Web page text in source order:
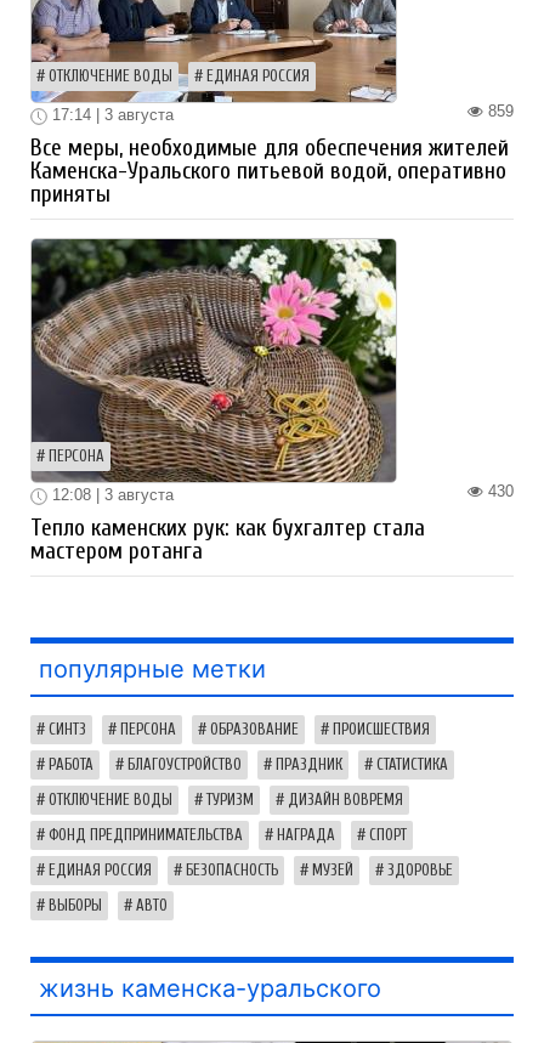
ОТКЛЮЧЕНИЕ ВОДЫ ЕДИНАЯ РОССИЯ
859
17:14 | 3 августа
Все меры, необходимые для обеспечения жителей
Каменска-Уральского питьевой водой, оперативно
приняты
ПЕРСОНА
430
12:08 | 3 августа
Тепло каменских рук: как бухгалтер стала
мастером ротанга
популярные метки
СИНТЗ ПЕРСОНА ОБРАЗОВАНИЕ ПРОИСШЕСТВИЯ
РАБОТА БЛАГОУСТРОЙСТВО ПРАЗДНИК СТАТИСТИКА
ОТКЛЮЧЕНИЕ ВОДЫ ТУРИЗМ ДИЗАЙН ВОВРЕМЯ
ФОНД ПРЕДПРИНИМАТЕЛЬСТВА НАГРАДА СПОРТ
ЕДИНАЯ РОССИЯ БЕЗОПАСНОСТЬ МУЗЕЙ ЗДОРОВЬЕ
ВЫБОРЫ АВТО
жизнь каменска-уральского